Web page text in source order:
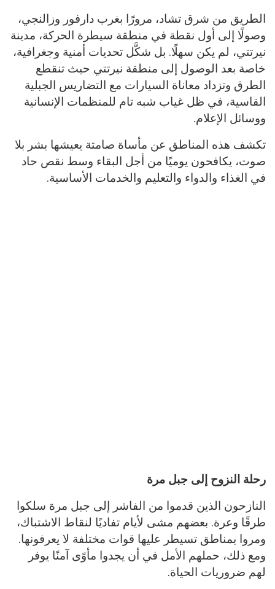
الطريق من شرق تشاد، مرورًا بغرب دارفور وزالنجي،
وصولًا إلى أول نقطة في منطقة سيطرة الحركة، مدينة
نيرتتي، لم يكن سهلًا. بل شكَّل تحديات أمنية وجغرافية،
خاصة بعد الوصول إلى منطقة نيرتتي حيث تنقطع
الطرق وتزداد معاناة السيارات مع التضاريس الجبلية
القاسية، في ظل غياب شبه تام للمنظمات الإنسانية
ووسائل الإعلام.
تكشف هذه المناطق عن مأساة صامتة يعيشها بشر بلا
صوت، يكافحون يوميًا من أجل البقاء وسط نقص حاد
في الغذاء والدواء والتعليم والخدمات الأساسية.
رحلة النزوح إلى جبل مرة
النازحون الذين قدموا من الفاشر إلى جبل مرة سلكوا
طرقًا وعرة. بعضهم مشى لأيام تفاديًا لنقاط الاشتباك،
ومروا بمناطق تسيطر عليها قوات مختلفة لا يعرفونها.
ومع ذلك، حملهم الأمل في أن يجدوا مأوًى آمنًا يوفر
لهم ضروريات الحياة.